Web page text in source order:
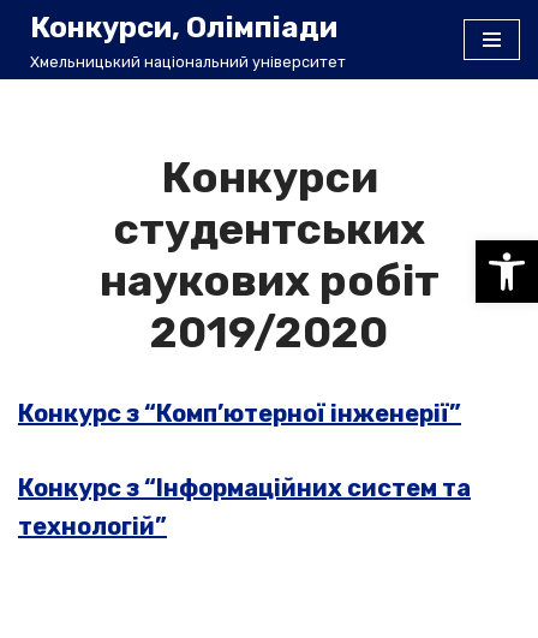
Перейти
Конкурси, Олімпіади
Хмельницький національний університет
Конкурси
студентських
наукових робіт
2019/2020
Конкурс з “Комп’ютерної інженерії”
Конкурс з “Інформаційних систем та
технологій”